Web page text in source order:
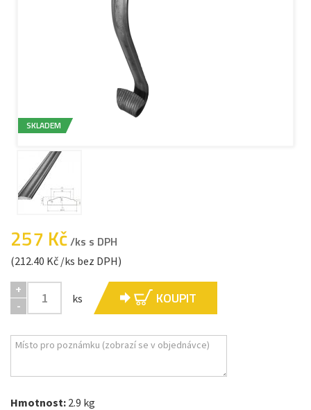
SKLADEM
257 Kč/ks s DPH
(212.40 Kč /ks bez DPH)
+
-
ks KOUPIT
Hmotnost: 2.9 kg